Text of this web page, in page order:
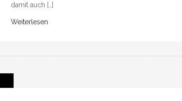
damit auch […]
Weiterlesen